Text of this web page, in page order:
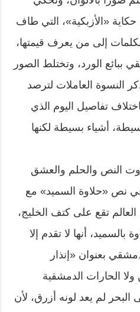
«الأزبكية»، التي طاف
إلى من يعرف قيمتها،
ببائع الورد، وتختلط الصور
النسوة العاملات لترصد
تفاصيل اليوم الذي
أشياء بسيطة لكنها
النص والحلم والعشق
في نص «حلاوة السميد» مع
تقع على كتف الخليج،
أنها لا تقدم إلا
بعنوان «إنذار
ولا الحارات الدمشقية
البحر لم يعد لونه أزرق، لأن